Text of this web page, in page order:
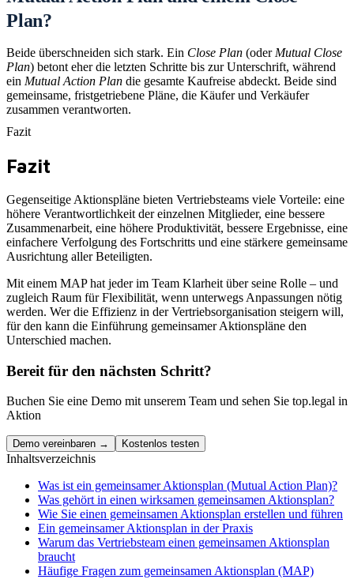
Plan?
Beide überschneiden sich stark. Ein Close Plan (oder Mutual Close
Plan) betont eher die letzten Schritte bis zur Unterschrift, während
ein Mutual Action Plan die gesamte Kaufreise abdeckt. Beide sind
gemeinsame, fristgetriebene Pläne, die Käufer und Verkäufer
zusammen verantworten.
Fazit
Fazit
Gegenseitige Aktionspläne bieten Vertriebsteams viele Vorteile: eine
höhere Verantwortlichkeit der einzelnen Mitglieder, eine bessere
Zusammenarbeit, eine höhere Produktivität, bessere Ergebnisse, eine
einfachere Verfolgung des Fortschritts und eine stärkere gemeinsame
Ausrichtung aller Beteiligten.
Mit einem MAP hat jeder im Team Klarheit über seine Rolle – und
zugleich Raum für Flexibilität, wenn unterwegs Anpassungen nötig
werden. Wer die Effizienz in der Vertriebsorganisation steigern will,
für den kann die Einführung gemeinsamer Aktionspläne den
Unterschied machen.
Bereit für den nächsten Schritt?
Buchen Sie eine Demo mit unserem Team und sehen Sie top.legal in
Aktion
Demo vereinbaren → Kostenlos testen
Inhaltsverzeichnis
Was ist ein gemeinsamer Aktionsplan (Mutual Action Plan)?
Was gehört in einen wirksamen gemeinsamen Aktionsplan?
Wie Sie einen gemeinsamen Aktionsplan erstellen und führen
Ein gemeinsamer Aktionsplan in der Praxis
Warum das Vertriebsteam einen gemeinsamen Aktionsplan
braucht
Häufige Fragen zum gemeinsamen Aktionsplan (MAP)